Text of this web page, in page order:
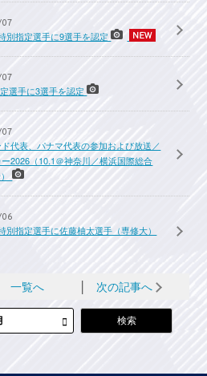
別指定選手に9選手を認定
選手に3選手を認定
代表、パナマ代表の参加および放送／
2026（10.1＠神奈川／横浜国際総合
）
指定選手に佐藤柚太選手（専修大）
一覧へ 次の記事へ